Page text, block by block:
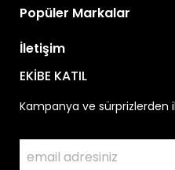
Popüler Markalar
İletişim
EKİBE KATIL
Kampanya ve sürprizlerden